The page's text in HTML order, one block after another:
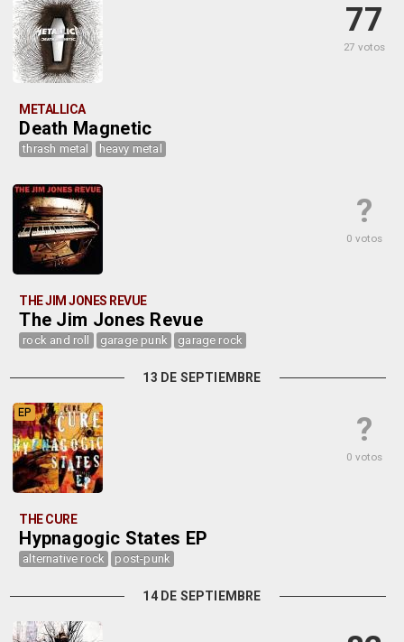
77
27 votos
METALLICA
Death Magnetic
thrash metal heavy metal
?
0 votos
THE JIM JONES REVUE
The Jim Jones Revue
rock and roll garage punk garage rock
13 DE SEPTIEMBRE
?
0 votos
EP
THE CURE
Hypnagogic States EP
alternative rock post-punk
14 DE SEPTIEMBRE